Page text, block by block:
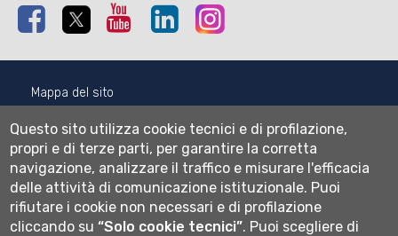
Facebook Twitter Youtube Linkedin
Mappa del sito
Informativa privacy
Cookie settings
Wi-fi
Webmail
Questo sito utilizza cookie tecnici e di profilazione,
propri e di terze parti, per garantire la corretta
navigazione, analizzare il traffico e misurare l'efficacia
delle attività di comunicazione istituzionale. Puoi
rifiutare i cookie non necessari e di profilazione
cliccando su“Solo cookie tecnici”. Puoi scegliere di